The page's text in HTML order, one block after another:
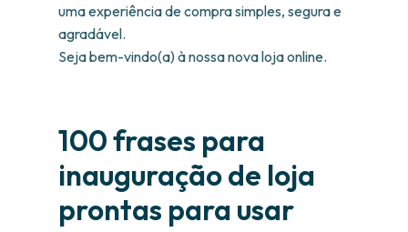
uma experiência de compra simples, segura e
agradável.
Seja bem-vindo(a) à nossa nova loja online.
100 frases para
inauguração de loja
prontas para usar